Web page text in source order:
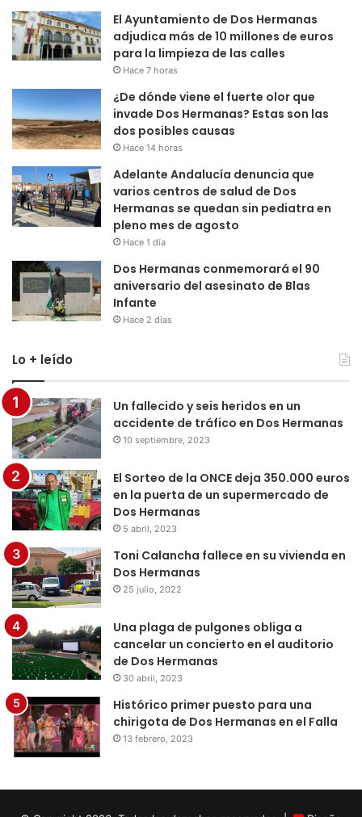
El Ayuntamiento de Dos Hermanas
adjudica más de 10 millones de euros
para la limpieza de las calles
Hace 7 horas
¿De dónde viene el fuerte olor que
invade Dos Hermanas? Estas son las
dos posibles causas
Hace 14 horas
Adelante Andalucía denuncia que
varios centros de salud de Dos
Hermanas se quedan sin pediatra en
pleno mes de agosto
Hace 1 día
Dos Hermanas conmemorará el 90
aniversario del asesinato de Blas
Infante
Hace 2 días
Lo + leído
Un fallecido y seis heridos en un
accidente de tráfico en Dos Hermanas
10 septiembre, 2023
El Sorteo de la ONCE deja 350.000 euros
en la puerta de un supermercado de
Dos Hermanas
5 abril, 2023
Toni Calancha fallece en su vivienda en
Dos Hermanas
25 julio, 2022
Una plaga de pulgones obliga a
cancelar un concierto en el auditorio
de Dos Hermanas
30 abril, 2023
Histórico primer puesto para una
chirigota de Dos Hermanas en el Falla
13 febrero, 2023